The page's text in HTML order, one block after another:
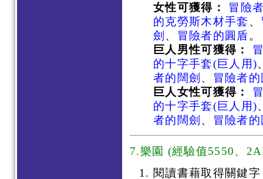
女性可獲得：
冒險
的克勞斯木材手套 、
劍 、 冒險者的圓盾。
巨人男性可獲得：
的十字手套(巨人用)
者的闊劍 、
冒險者
巨人女性可獲得：
的十字手套(巨人用)
者的闊劍 、 冒險者
7.樂園 (經驗值5550、
閱讀書藉取得關鍵字